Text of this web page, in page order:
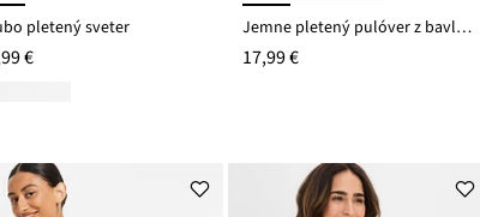
pletený sveter
€
Jemne pletený pulóver z bavlneného mixu
17,99 €